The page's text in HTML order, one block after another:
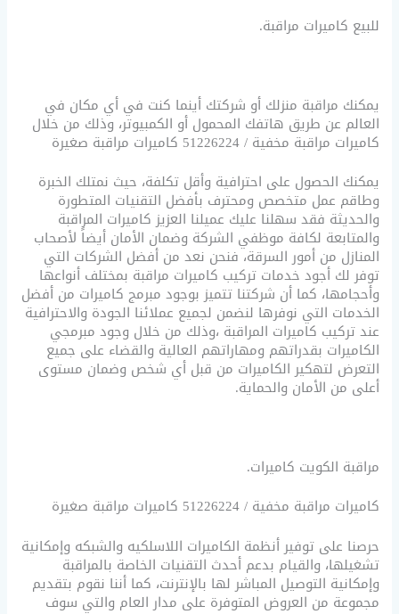
للبيع كاميرات مراقبة.
يمكنك مراقبة منزلك أو شركتك أينما كنت في أي مكان في
العالم عن طريق هاتفك المحمول أو الكمبيوتر، وذلك من خلال
كاميرات مراقبة مخفية / 51226224 كاميرات مراقبة صغيرة
يمكنك الحصول على احترافية وأقل تكلفة، حيث نمتلك الخبرة
وطاقم عمل متخصص ومحترف بأفضل التقنيات المتطورة
والحديثة فقد سهلنا عليك عميلنا العزيز كاميرات المراقبة
والمتابعة لكافة موظفي الشركة وضمان الأمان أيضاً لأصحاب
المنازل من أمور السرقة، فنحن نعد من أفضل الشركات التي
توفر لك أجود خدمات تركيب كاميرات مراقبة بمختلف أنواعها
وأحجامها، كما أن شركتنا تتميز بوجود مبرمج كاميرات من أفضل
الخدمات التي نوفرها لنضمن لجميع عملائنا الجودة والاحترافية
عند تركيب كاميرات المراقبة ،وذلك من خلال وجود مبرمجي
الكاميرات بقدراتهم ومهاراتهم العالية والقضاء على جميع
التعرض لتهكير الكاميرات من قبل أي شخص وضمان مستوى
أعلى من الأمان والحماية.
مراقبة الكويت كاميرات.
كاميرات مراقبة مخفية / 51226224 كاميرات مراقبة صغيرة
حرصنا على توفير أنظمة الكاميرات اللاسلكيه والشبكه وإمكانية
تشغيلها، والقيام بدعم أحدث التقنيات الخاصة بالمراقبة
وإمكانية التوصيل المباشر لها بالإنترنت، كما أننا نقوم بتقديم
مجموعة من العروض المتوفرة على مدار العام والتي سوف